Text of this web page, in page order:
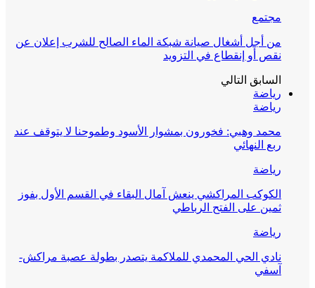
مجتمع
من أجل أشغال صيانة شبكة الماء الصالح للشرب إعلان عن
نقص أو إنقطاع في التزويد
السابق التالي
رياضة
رياضة
محمد وهبي: فخورون بمشوار الأسود وطموحنا لا يتوقف عند
ربع النهائي
رياضة
الكوكب المراكشي ينعش آمال البقاء في القسم الأول بفوز
ثمين على الفتح الرباطي
رياضة
نادي الحي المحمدي للملاكمة يتصدر بطولة عصبة مراكش-
آسفي